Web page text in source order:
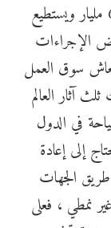
الدخل من السياحة في هذه الفترة يصل الى 6 مليار ويستطيع
طبقنا بعض الإجراءات
سوق العمل
آثار العالم
في الدول
إلى إعادة
طريق الجهات
نمطي ، فعلى